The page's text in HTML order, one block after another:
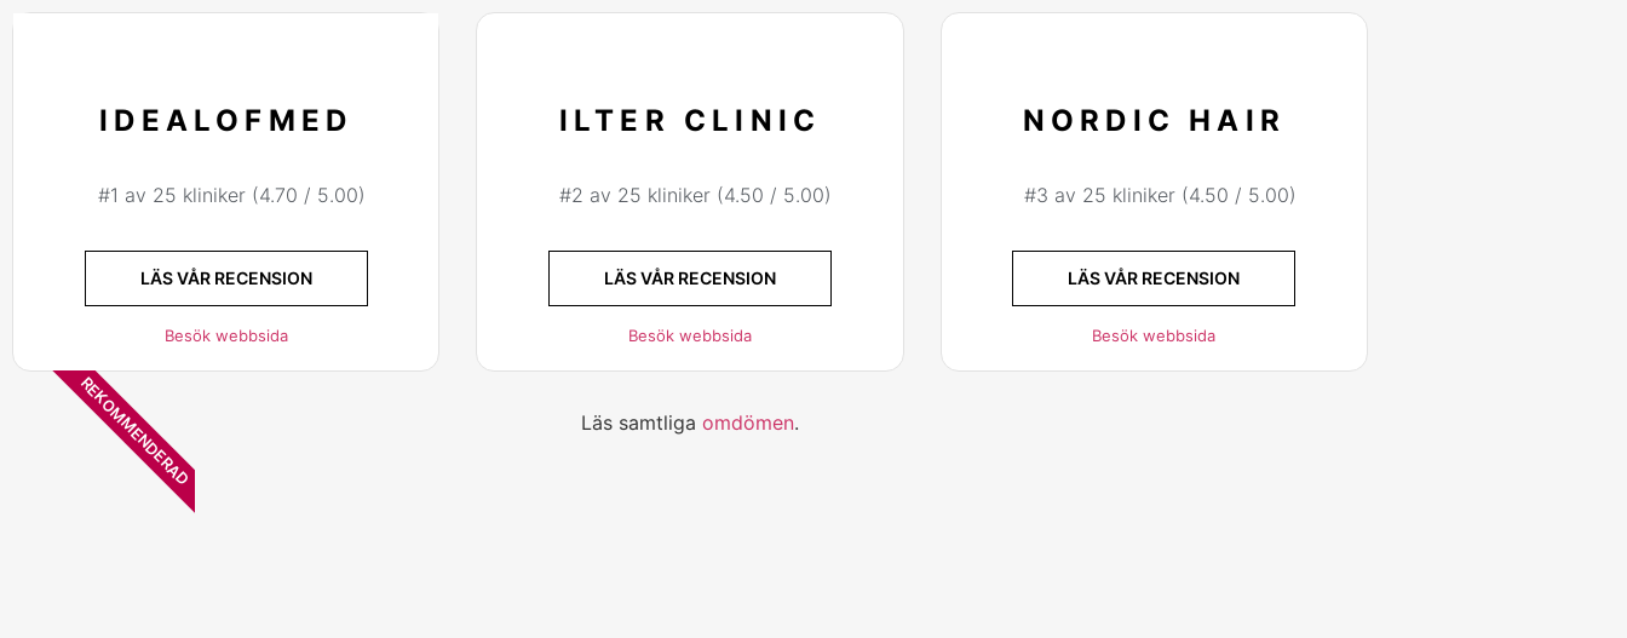
IDEALOFMED
#1 av 25 kliniker (4.70 / 5.00)
LÄS VÅR RECENSION
Besök webbsida
REKOMMENDERAD
ILTER CLINIC
#2 av 25 kliniker (4.50 / 5.00)
LÄS VÅR RECENSION
Besök webbsida
NORDIC HAIR
#3 av 25 kliniker (4.50 / 5.00)
LÄS VÅR RECENSION
Besök webbsida
Läs samtliga omdömen.